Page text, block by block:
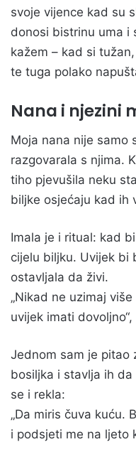
svoje vijence kad su
donosi bistrinu uma i
kažem – kad si
te tuga polako
Nana i njezini
Moja nana nije samo
razgovarala s njima.
tiho pjevušila neku
biljke osjećaju kad ih
Imala je i ritual: kad
cijelu biljku. Uvijek bi
ostavljala da živi.
„Nikad ne uzimaj
uvijek imati
Jednom sam je pitao
bosiljka i stavlja ih
se i rekla:
„Da miris čuva kuću.
i podsjeti me na ljeto